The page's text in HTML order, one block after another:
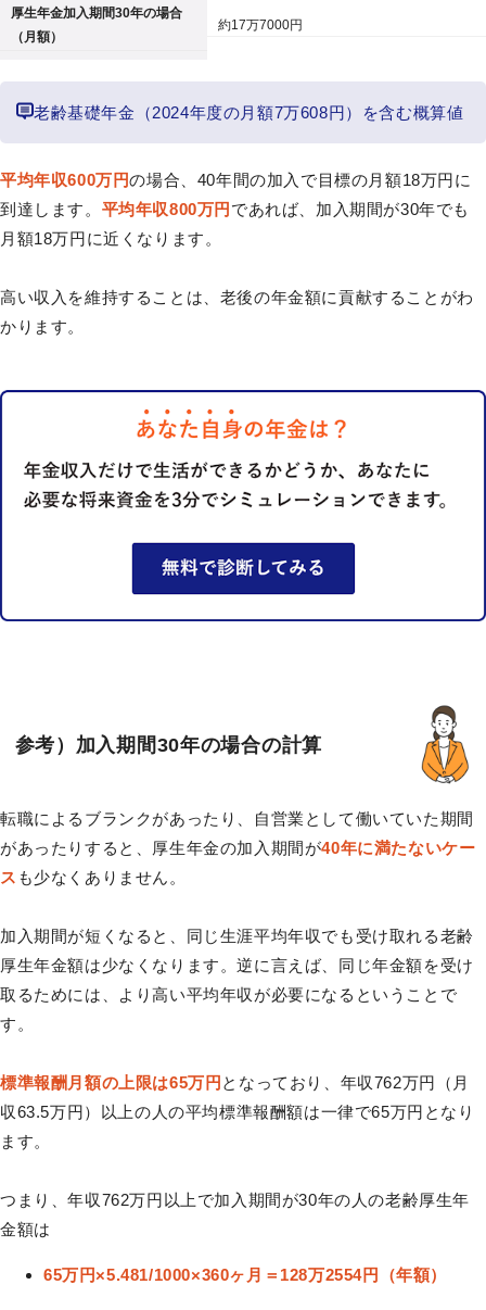
厚生年金加入期間30年の場合
（月額）
約17万7000円
老齢基礎年金（2024年度の月額7万608円）を含む概算値
平均年収600万円の場合、40年間の加入で目標の月額18万円に
到達します。 平均年収800万円 であれば、加入期間が30年でも
月額18万円に近くなります。
高い収入を維持することは、老後の年金額に貢献することがわ
かります。
参考）加入期間30年の場合の計算
転職によるブランクがあったり、自営業として働いていた期間
があったりすると、厚生年金の加入期間が40年に満たないケー
ス も少なくありません。
加入期間が短くなると、同じ生涯平均年収でも受け取れる老齢
厚生年金額は少なくなります。逆に言えば、同じ年金額を受け
取るためには、より高い平均年収が必要になるということで
す。
標準報酬月額の上限は65万円 となっており、年収762万円（月
収63.5万円）以上の人の平均標準報酬額は一律で65万円となり
ます。
つまり、年収762万円以上で加入期間が30年の人の老齢厚生年
金額は
65万円×5.481/1000×360ヶ月＝128万2554円（年額）